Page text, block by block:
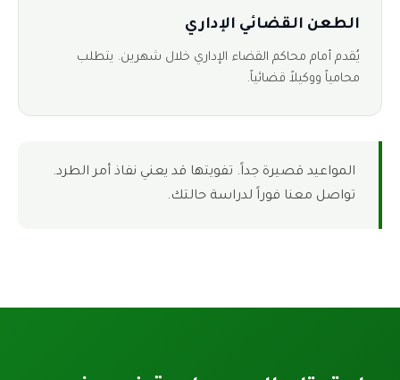
الطعن القضائي الإداري
يُقدم أمام محاكم القضاء الإداري خلال شهرين. يتطلب
محامياً ووكيلاً قضائياً.
المواعيد قصيرة جداً. تفويتها قد يعني نفاذ أمر الطرد.
تواصل معنا فوراً لدراسة حالتك.